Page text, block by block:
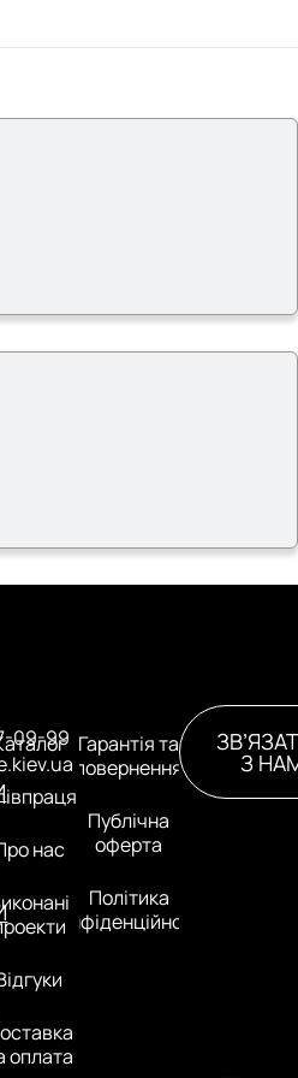
09-99
нас
оплата
Гарантія та
повернення
Публічна
оферта
Політика
конфіденційності
З